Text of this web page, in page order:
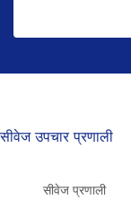
सीवेज उपचार प्रणाली
सीवेज प्रणाली